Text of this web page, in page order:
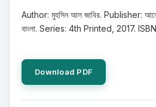
Author: মুহসিন আল জাবির. Publisher:
বাংলা. Series: 4th Printed, 2017.
Download PDF